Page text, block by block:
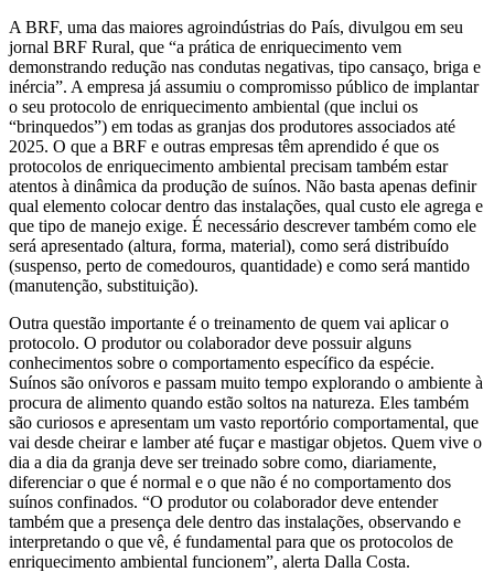
A BRF, uma das maiores agroindústrias do País, divulgou em seu
jornal BRF Rural, que “a prática de enriquecimento vem
demonstrando redução nas condutas negativas, tipo cansaço, briga e
inércia”. A empresa já assumiu o compromisso público de implantar
o seu protocolo de enriquecimento ambiental (que inclui os
“brinquedos”) em todas as granjas dos produtores associados até
2025. O que a BRF e outras empresas têm aprendido é que os
protocolos de enriquecimento ambiental precisam também estar
atentos à dinâmica da produção de suínos. Não basta apenas definir
qual elemento colocar dentro das instalações, qual custo ele agrega e
que tipo de manejo exige. É necessário descrever também como ele
será apresentado (altura, forma, material), como será distribuído
(suspenso, perto de comedouros, quantidade) e como será mantido
(manutenção, substituição).
Outra questão importante é o treinamento de quem vai aplicar o
protocolo. O produtor ou colaborador deve possuir alguns
conhecimentos sobre o comportamento específico da espécie.
Suínos são onívoros e passam muito tempo explorando o ambiente à
procura de alimento quando estão soltos na natureza. Eles também
são curiosos e apresentam um vasto reportório comportamental, que
vai desde cheirar e lamber até fuçar e mastigar objetos. Quem vive o
dia a dia da granja deve ser treinado sobre como, diariamente,
diferenciar o que é normal e o que não é no comportamento dos
suínos confinados. “O produtor ou colaborador deve entender
também que a presença dele dentro das instalações, observando e
interpretando o que vê, é fundamental para que os protocolos de
enriquecimento ambiental funcionem”, alerta Dalla Costa.